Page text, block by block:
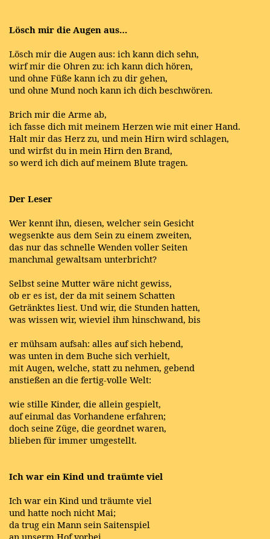
Lösch mir die Augen aus…
Lösch mir die Augen aus: ich kann dich sehn,
wirf mir die Ohren zu: ich kann dich hören,
und ohne Füße kann ich zu dir gehen,
und ohne Mund noch kann ich dich beschwören.
Brich mir die Arme ab,
ich fasse dich mit meinem Herzen wie mit einer Hand.
Halt mir das Herz zu, und mein Hirn wird schlagen,
und wirfst du in mein Hirn den Brand,
so werd ich dich auf meinem Blute tragen.
Der Leser
Wer kennt ihn, diesen, welcher sein Gesicht
wegsenkte aus dem Sein zu einem zweiten,
das nur das schnelle Wenden voller Seiten
manchmal gewaltsam unterbricht?
Selbst seine Mutter wäre nicht gewiss,
ob er es ist, der da mit seinem Schatten
Getränktes liest. Und wir, die Stunden hatten,
was wissen wir, wieviel ihm hinschwand, bis
er mühsam aufsah: alles auf sich hebend,
was unten in dem Buche sich verhielt,
mit Augen, welche, statt zu nehmen, gebend
anstießen an die fertig-volle Welt:
wie stille Kinder, die allein gespielt,
auf einmal das Vorhandene erfahren;
doch seine Züge, die geordnet waren,
blieben für immer umgestellt.
Ich war ein Kind und traümte viel
Ich war ein Kind und träumte viel
und hatte noch nicht Mai;
da trug ein Mann sein Saitenspiel
an unserm Hof vorbei.